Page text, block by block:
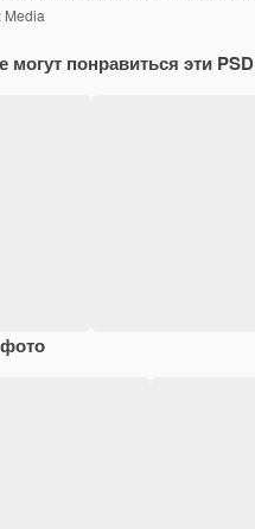
Media
могут понравиться эти PSD